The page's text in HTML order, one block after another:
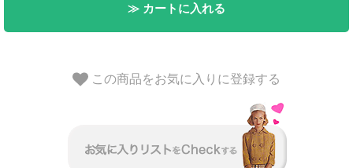
≫ カートに入れる
この商品をお気に入りに登録する